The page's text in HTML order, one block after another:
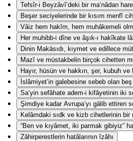
Tefsîr-i Beyzâvî’deki bir ma‘nâdan
Beşer seciyelerinde bir kısım menfî
Vâiz hem hakîm, hem muhâkemeli
Her muhibb-i dîne ve âşık-ı hakîkate
Dinin Makāsıdı, kıymet ve edillece
Mazî ve müstakbelin birçok cihetten
Hayır, hüsün ve hakkın, şer, kubuh
İslâmiyet’in galebesine sebeb olan
Sa‘yin sefâhate adem-i kifâyetinin iki
Şimdiye kadar Avrupa’yı gālib ettiren
Kelâmdaki sıdk ve kizb cihetlerinin bir
“Ben ve kıyâmet, iki parmak gibiyiz”
Zâhirperestlerin hatâlarının îzâhı